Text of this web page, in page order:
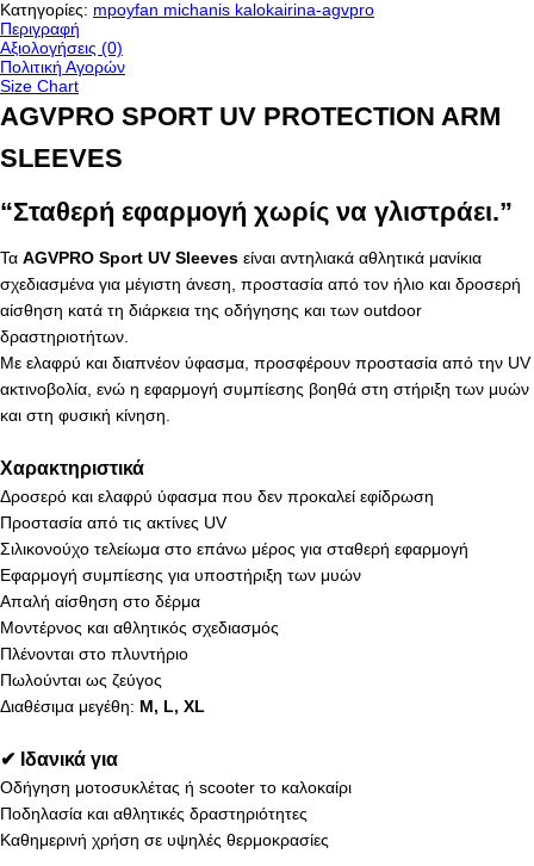
Κατηγορίες: mpoyfan michanis kalokairina-agvpro
Περιγραφή
Αξιολογήσεις (0)
Πολιτική Αγορών
Size Chart
AGVPRO SPORT UV PROTECTION ARM
SLEEVES
“Σταθερή εφαρμογή χωρίς να γλιστράει.”
Τα AGVPRO Sport UV Sleeves είναι αντηλιακά αθλητικά μανίκια
σχεδιασμένα για μέγιστη άνεση, προστασία από τον ήλιο και δροσερή
αίσθηση κατά τη διάρκεια της οδήγησης και των outdoor
δραστηριοτήτων.
Με ελαφρύ και διαπνέον ύφασμα, προσφέρουν προστασία από την UV
ακτινοβολία, ενώ η εφαρμογή συμπίεσης βοηθά στη στήριξη των μυών
και στη φυσική κίνηση.
Χαρακτηριστικά
Δροσερό και ελαφρύ ύφασμα που δεν προκαλεί εφίδρωση
Προστασία από τις ακτίνες UV
Σιλικονούχο τελείωμα στο επάνω μέρος για σταθερή εφαρμογή
Εφαρμογή συμπίεσης για υποστήριξη των μυών
Απαλή αίσθηση στο δέρμα
Μοντέρνος και αθλητικός σχεδιασμός
Πλένονται στο πλυντήριο
Πωλούνται ως ζεύγος
Διαθέσιμα μεγέθη: M, L, XL
✔ Ιδανικά για
Οδήγηση μοτοσυκλέτας ή scooter το καλοκαίρι
Ποδηλασία και αθλητικές δραστηριότητες
Καθημερινή χρήση σε υψηλές θερμοκρασίες